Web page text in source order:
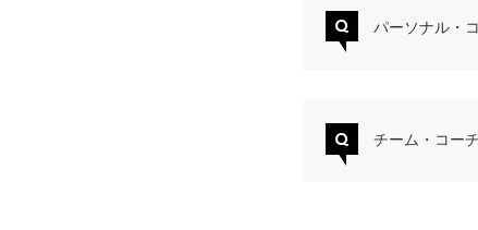
Q パーソナル・
Q チーム・コー